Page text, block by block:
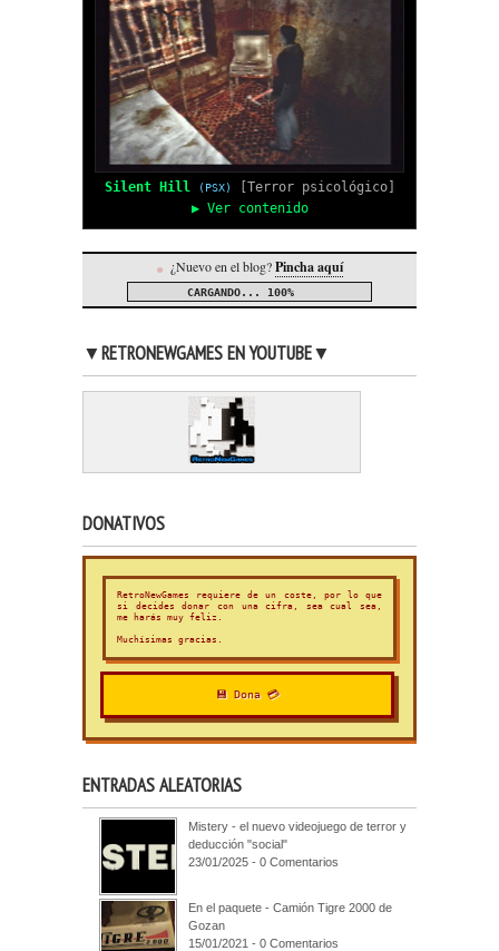
Silent Hill (PSX)
[Terror psicológico]
▶ Ver contenido
● ¿Nuevo en el blog?Pincha aquí
CARGANDO... 100%
▼RETRONEWGAMES EN YOUTUBE▼
DONATIVOS
RetroNewGames requiere de un coste, por lo que
si decides donar con una cifra, sea cual sea,
me harás muy feliz.
Muchísimas gracias.
💾 Dona 💳
ENTRADAS ALEATORIAS
Mistery - el nuevo videojuego de terror y
deducción "social"
23/01/2025 - 0 Comentarios
En el paquete - Camión Tigre 2000 de
Gozan
15/01/2021 - 0 Comentarios